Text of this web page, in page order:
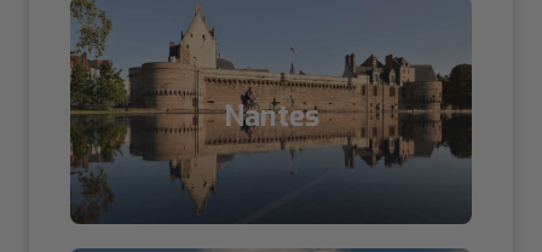
Nantes